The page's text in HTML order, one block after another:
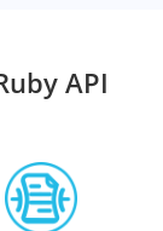
API